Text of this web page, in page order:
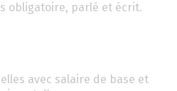
obligatoire, parlé et écrit.
avec salaire de base et